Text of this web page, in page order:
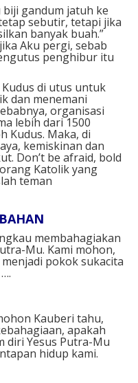
biji gandum jatuh ke
sebutir, tetapi jika
banyak buah.”
Aku pergi, sebab
penghibur itu
di utus untuk
dan menemani
organisasi
lebih dari 1500
Kudus. Maka, di
kemiskinan dan
Don’t be afraid, bold
Katolik yang
teman
membahagiakan
Mu. Kami mohon,
pokok sukacita
Kauberi tahu,
apakah
diri Yesus Putra-Mu
hidup kami.